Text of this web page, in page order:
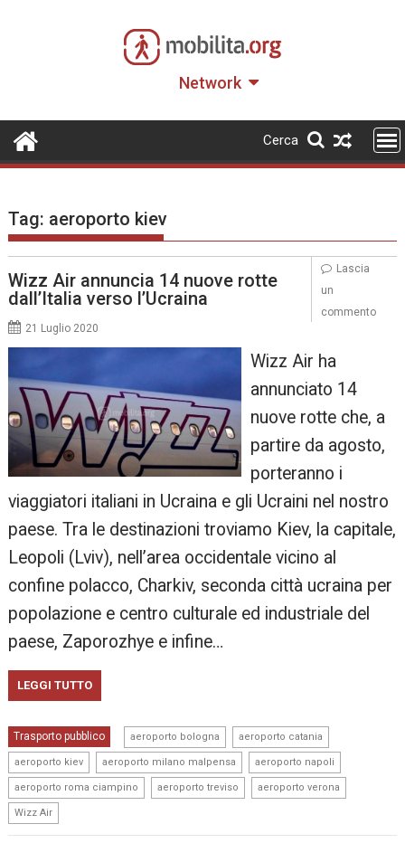
Network
Cerca
Tag: aeroporto kiev
Wizz Air annuncia 14 nuove rotte
dall’Italia verso l’Ucraina
21 Luglio 2020
Wizz Air ha
annunciato 14
nuove rotte che, a
partire da agosto,
porteranno i
viaggiatori italiani in Ucraina e gli Ucraini nel nostro
paese. Tra le destinazioni troviamo Kiev, la capitale,
Leopoli (Lviv), nell’area occidentale vicino al
confine polacco, Charkiv, seconda città ucraina per
popolazione e centro culturale ed industriale del
paese, Zaporozhye e infine…
LEGGI TUTTO
Trasporto pubblico aeroporto bologna aeroporto catania
aeroporto kiev aeroporto milano malpensa aeroporto napoli
aeroporto roma ciampino aeroporto treviso aeroporto verona
Wizz Air
Lascia
un
commento